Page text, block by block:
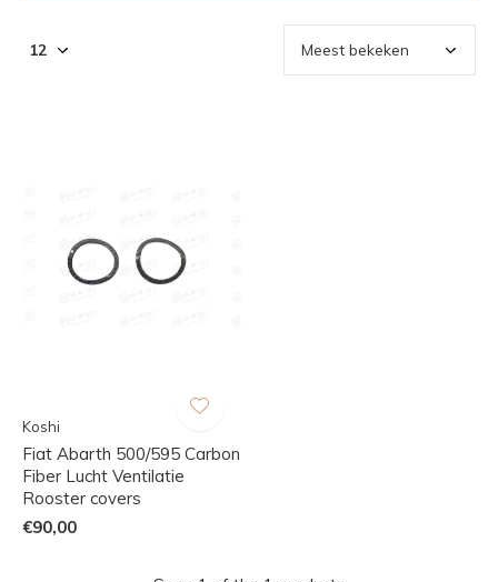
Koshi
Fiat Abarth 500/595 Carbon
Fiber Lucht Ventilatie
Rooster covers
€90,00